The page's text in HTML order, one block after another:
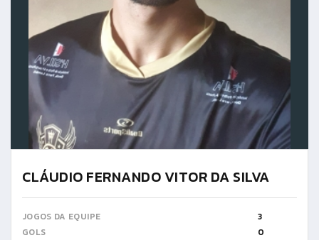
CLÁUDIO FERNANDO VITOR DA SILVA
JOGOS DA EQUIPE
3
GOLS
0